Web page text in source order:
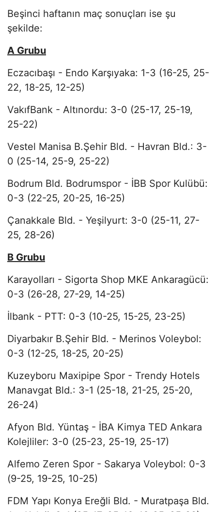
Beşinci haftanın maç sonuçları ise şu
şekilde:
A Grubu
Eczacıbaşı - Endo Karşıyaka: 1-3 (16-25, 25-
22, 18-25, 12-25)
VakıfBank - Altınordu: 3-0 (25-17, 25-19,
25-22)
Vestel Manisa B.Şehir Bld. - Havran Bld.: 3-
0 (25-14, 25-9, 25-22)
Bodrum Bld. Bodrumspor - İBB Spor Kulübü:
0-3 (22-25, 20-25, 16-25)
Çanakkale Bld. - Yeşilyurt: 3-0 (25-11, 27-
25, 28-26)
B Grubu
Karayolları - Sigorta Shop MKE Ankaragücü:
0-3 (26-28, 27-29, 14-25)
İlbank - PTT: 0-3 (10-25, 15-25, 23-25)
Diyarbakır B.Şehir Bld. - Merinos Voleybol:
0-3 (12-25, 18-25, 20-25)
Kuzeyboru Maxipipe Spor - Trendy Hotels
Manavgat Bld.: 3-1 (25-18, 21-25, 25-20,
26-24)
Afyon Bld. Yüntaş - İBA Kimya TED Ankara
Kolejliler: 3-0 (25-23, 25-19, 25-17)
Alfemo Zeren Spor - Sakarya Voleybol: 0-3
(9-25, 19-25, 10-25)
FDM Yapı Konya Ereğli Bld. - Muratpaşa Bld.